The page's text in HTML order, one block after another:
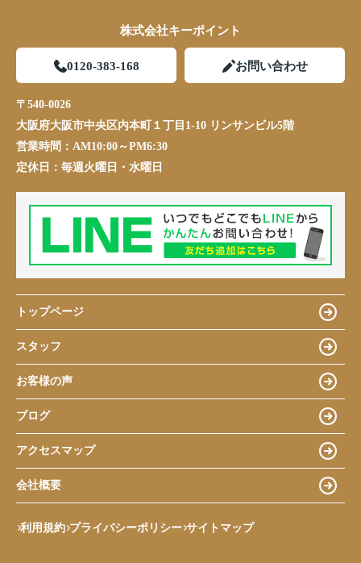
株式会社キーポイント
0120-383-168 お問い合わせ
〒540-0026
大阪府大阪市中央区内本町１丁目1-10 リンサンビル5階
営業時間： AM10:00～PM6:30
定休日： 毎週火曜日・水曜日
トップページ
スタッフ
お客様の声
ブログ
アクセスマップ
会社概要
利用規約 プライバシーポリシー サイトマップ